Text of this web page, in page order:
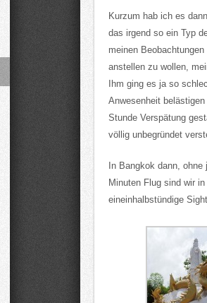
Kurzum hab ich es
das irgend so ein Typ
meinen
anstellen zu wollen,
Ihm ging es ja so
Anwesenheit
Stunde Verspätung
völlig unbegründet
In Bangkok dann,
Minuten Flug sind wir
eineinhalbstündige